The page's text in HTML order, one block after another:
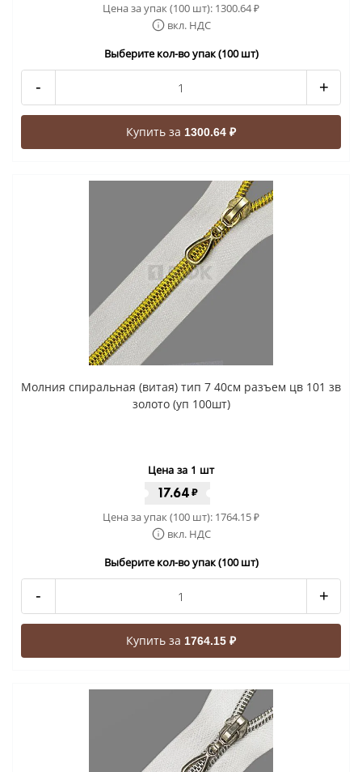
Цена за упак (100 шт): 1300.64₽
вкл. НДС
Выберите кол-во упак (100 шт)
- +
Купить за 1300.64 ₽
Молния спиральная (витая) тип 7 40см разъем цв 101 зв
золото (уп 100шт)
Цена за 1 шт
17.64 ₽
Цена за упак (100 шт): 1764.15₽
вкл. НДС
Выберите кол-во упак (100 шт)
- +
Купить за 1764.15 ₽